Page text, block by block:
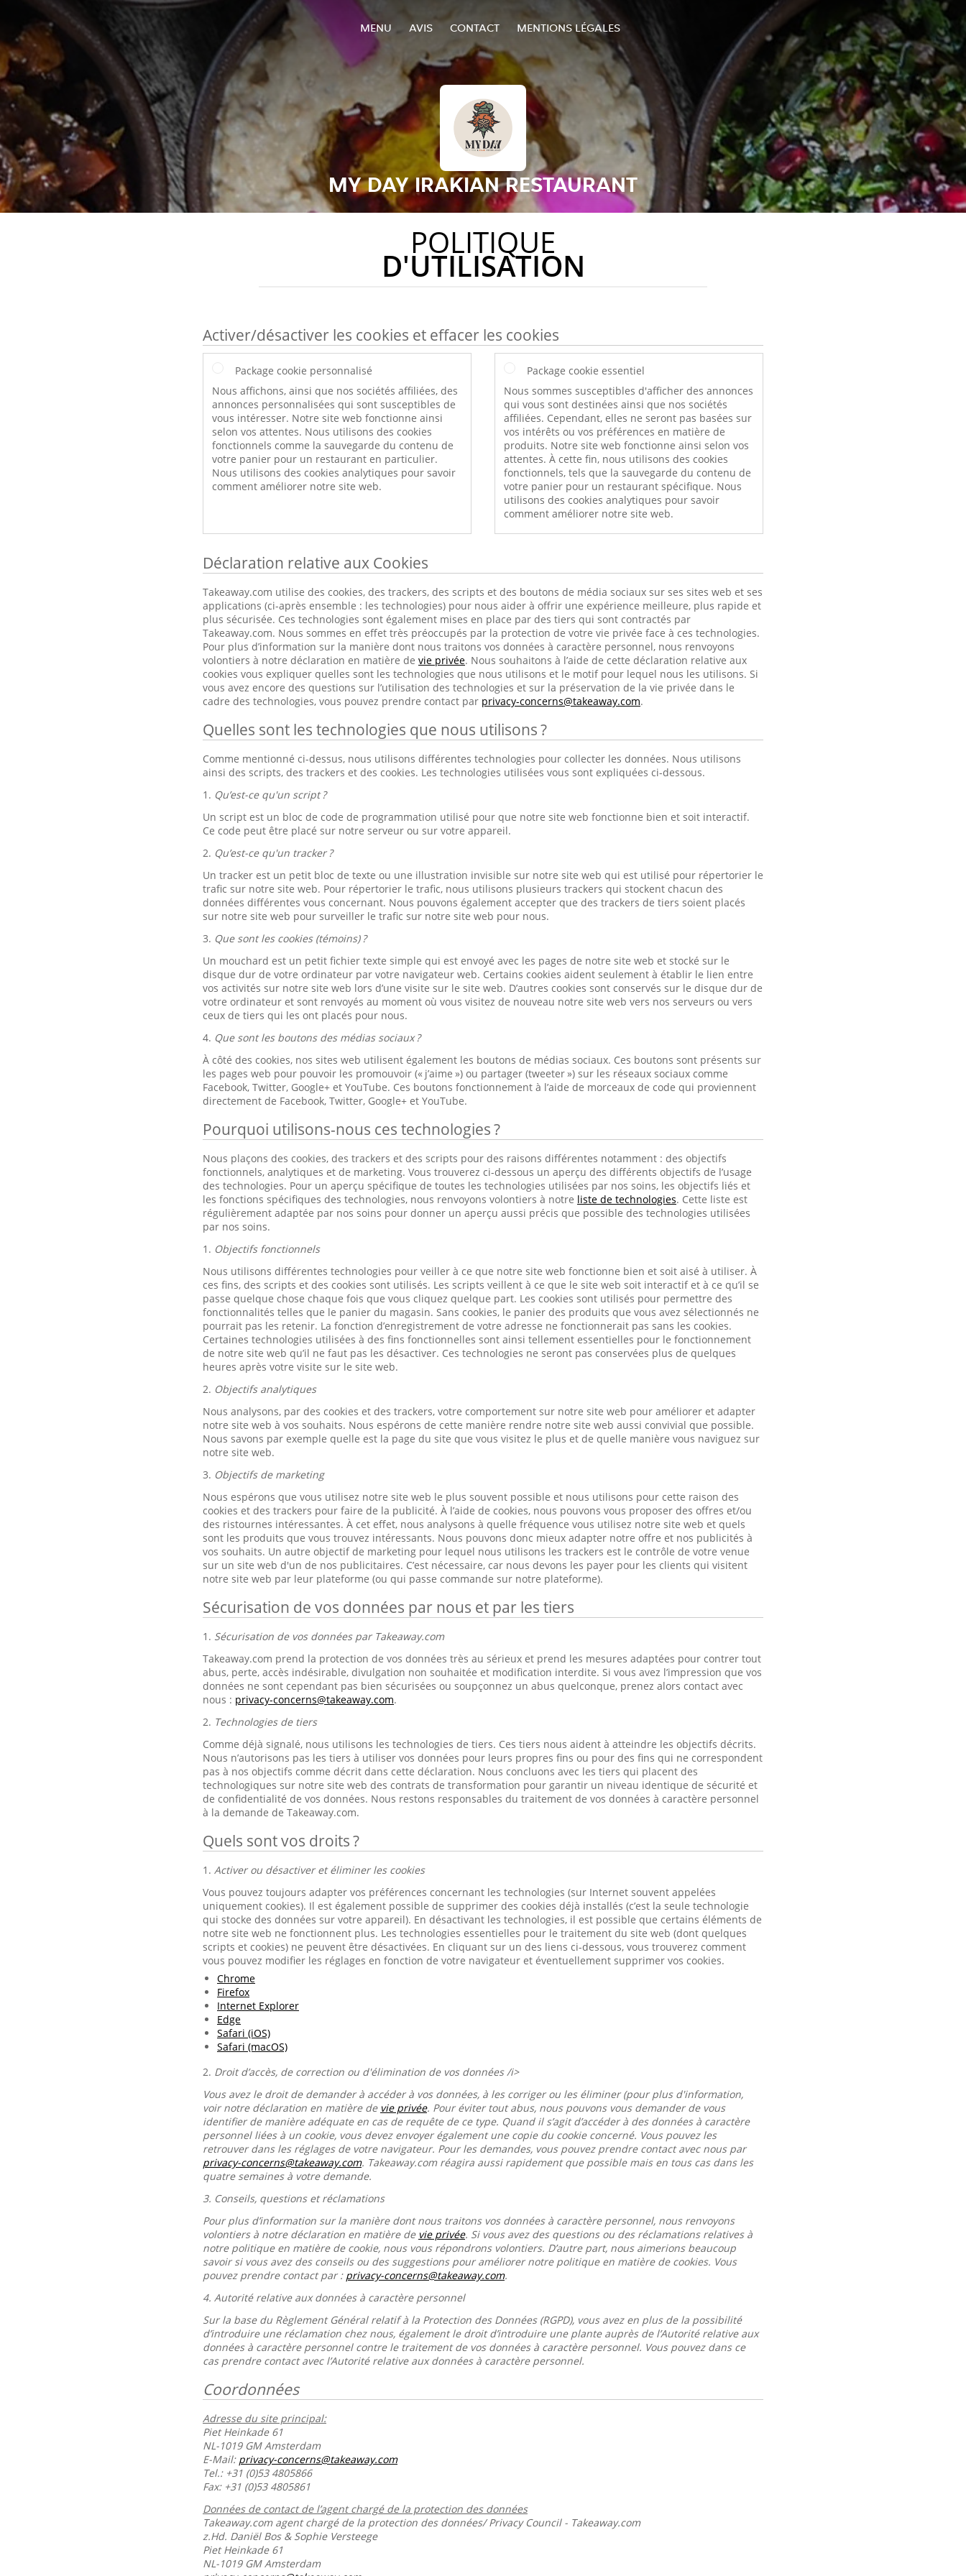
MENU AVIS CONTACT MENTIONS LÉGALES
MY DAY IRAKIAN RESTAURANT
POLITIQUE
D'UTILISATION
Activer/désactiver les cookies et effacer les cookies
Package cookie personnalisé
Nous affichons, ainsi que nos sociétés affiliées, des
annonces personnalisées qui sont susceptibles de
vous intéresser. Notre site web fonctionne ainsi
selon vos attentes. Nous utilisons des cookies
fonctionnels comme la sauvegarde du contenu de
votre panier pour un restaurant en particulier.
Nous utilisons des cookies analytiques pour savoir
comment améliorer notre site web.
Package cookie essentiel
Nous sommes susceptibles d'afficher des annonces
qui vous sont destinées ainsi que nos sociétés
affiliées. Cependant, elles ne seront pas basées sur
vos intérêts ou vos préférences en matière de
produits. Notre site web fonctionne ainsi selon vos
attentes. À cette fin, nous utilisons des cookies
fonctionnels, tels que la sauvegarde du contenu de
votre panier pour un restaurant spécifique. Nous
utilisons des cookies analytiques pour savoir
comment améliorer notre site web.
Déclaration relative aux Cookies
Takeaway.com utilise des cookies, des trackers, des scripts et des boutons de média sociaux sur ses sites web et ses
applications (ci-après ensemble : les technologies) pour nous aider à offrir une expérience meilleure, plus rapide et
plus sécurisée. Ces technologies sont également mises en place par des tiers qui sont contractés par
Takeaway.com. Nous sommes en effet très préoccupés par la protection de votre vie privée face à ces technologies.
Pour plus d’information sur la manière dont nous traitons vos données à caractère personnel, nous renvoyons
volontiers à notre déclaration en matière de vie privée. Nous souhaitons à l’aide de cette déclaration relative aux
cookies vous expliquer quelles sont les technologies que nous utilisons et le motif pour lequel nous les utilisons. Si
vous avez encore des questions sur l’utilisation des technologies et sur la préservation de la vie privée dans le
cadre des technologies, vous pouvez prendre contact par privacy-concerns@takeaway.com.
Quelles sont les technologies que nous utilisons ?
Comme mentionné ci-dessus, nous utilisons différentes technologies pour collecter les données. Nous utilisons
ainsi des scripts, des trackers et des cookies. Les technologies utilisées vous sont expliquées ci-dessous.
1. Qu’est-ce qu'un script ?
Un script est un bloc de code de programmation utilisé pour que notre site web fonctionne bien et soit interactif.
Ce code peut être placé sur notre serveur ou sur votre appareil.
2. Qu’est-ce qu'un tracker ?
Un tracker est un petit bloc de texte ou une illustration invisible sur notre site web qui est utilisé pour répertorier le
trafic sur notre site web. Pour répertorier le trafic, nous utilisons plusieurs trackers qui stockent chacun des
données différentes vous concernant. Nous pouvons également accepter que des trackers de tiers soient placés
sur notre site web pour surveiller le trafic sur notre site web pour nous.
3. Que sont les cookies (témoins) ?
Un mouchard est un petit fichier texte simple qui est envoyé avec les pages de notre site web et stocké sur le
disque dur de votre ordinateur par votre navigateur web. Certains cookies aident seulement à établir le lien entre
vos activités sur notre site web lors d’une visite sur le site web. D’autres cookies sont conservés sur le disque dur de
votre ordinateur et sont renvoyés au moment où vous visitez de nouveau notre site web vers nos serveurs ou vers
ceux de tiers qui les ont placés pour nous.
4. Que sont les boutons des médias sociaux ?
À côté des cookies, nos sites web utilisent également les boutons de médias sociaux. Ces boutons sont présents sur
les pages web pour pouvoir les promouvoir (« j’aime ») ou partager (tweeter ») sur les réseaux sociaux comme
Facebook, Twitter, Google+ et YouTube. Ces boutons fonctionnement à l’aide de morceaux de code qui proviennent
directement de Facebook, Twitter, Google+ et YouTube.
Pourquoi utilisons-nous ces technologies ?
Nous plaçons des cookies, des trackers et des scripts pour des raisons différentes notamment : des objectifs
fonctionnels, analytiques et de marketing. Vous trouverez ci-dessous un aperçu des différents objectifs de l’usage
des technologies. Pour un aperçu spécifique de toutes les technologies utilisées par nos soins, les objectifs liés et
les fonctions spécifiques des technologies, nous renvoyons volontiers à notre liste de technologies. Cette liste est
régulièrement adaptée par nos soins pour donner un aperçu aussi précis que possible des technologies utilisées
par nos soins.
1. Objectifs fonctionnels
Nous utilisons différentes technologies pour veiller à ce que notre site web fonctionne bien et soit aisé à utiliser. À
ces fins, des scripts et des cookies sont utilisés. Les scripts veillent à ce que le site web soit interactif et à ce qu’il se
passe quelque chose chaque fois que vous cliquez quelque part. Les cookies sont utilisés pour permettre des
fonctionnalités telles que le panier du magasin. Sans cookies, le panier des produits que vous avez sélectionnés ne
pourrait pas les retenir. La fonction d’enregistrement de votre adresse ne fonctionnerait pas sans les cookies.
Certaines technologies utilisées à des fins fonctionnelles sont ainsi tellement essentielles pour le fonctionnement
de notre site web qu’il ne faut pas les désactiver. Ces technologies ne seront pas conservées plus de quelques
heures après votre visite sur le site web.
2. Objectifs analytiques
Nous analysons, par des cookies et des trackers, votre comportement sur notre site web pour améliorer et adapter
notre site web à vos souhaits. Nous espérons de cette manière rendre notre site web aussi convivial que possible.
Nous savons par exemple quelle est la page du site que vous visitez le plus et de quelle manière vous naviguez sur
notre site web.
3. Objectifs de marketing
Nous espérons que vous utilisez notre site web le plus souvent possible et nous utilisons pour cette raison des
cookies et des trackers pour faire de la publicité. À l’aide de cookies, nous pouvons vous proposer des offres et/ou
des ristournes intéressantes. À cet effet, nous analysons à quelle fréquence vous utilisez notre site web et quels
sont les produits que vous trouvez intéressants. Nous pouvons donc mieux adapter notre offre et nos publicités à
vos souhaits. Un autre objectif de marketing pour lequel nous utilisons les trackers est le contrôle de votre venue
sur un site web d'un de nos publicitaires. C’est nécessaire, car nous devons les payer pour les clients qui visitent
notre site web par leur plateforme (ou qui passe commande sur notre plateforme).
Sécurisation de vos données par nous et par les tiers
1. Sécurisation de vos données par Takeaway.com
Takeaway.com prend la protection de vos données très au sérieux et prend les mesures adaptées pour contrer tout
abus, perte, accès indésirable, divulgation non souhaitée et modification interdite. Si vous avez l’impression que vos
données ne sont cependant pas bien sécurisées ou soupçonnez un abus quelconque, prenez alors contact avec
nous : privacy-concerns@takeaway.com.
2. Technologies de tiers
Comme déjà signalé, nous utilisons les technologies de tiers. Ces tiers nous aident à atteindre les objectifs décrits.
Nous n’autorisons pas les tiers à utiliser vos données pour leurs propres fins ou pour des fins qui ne correspondent
pas à nos objectifs comme décrit dans cette déclaration. Nous concluons avec les tiers qui placent des
technologiques sur notre site web des contrats de transformation pour garantir un niveau identique de sécurité et
de confidentialité de vos données. Nous restons responsables du traitement de vos données à caractère personnel
à la demande de Takeaway.com.
Quels sont vos droits ?
1. Activer ou désactiver et éliminer les cookies
Vous pouvez toujours adapter vos préférences concernant les technologies (sur Internet souvent appelées
uniquement cookies). Il est également possible de supprimer des cookies déjà installés (c’est la seule technologie
qui stocke des données sur votre appareil). En désactivant les technologies, il est possible que certains éléments de
notre site web ne fonctionnent plus. Les technologies essentielles pour le traitement du site web (dont quelques
scripts et cookies) ne peuvent être désactivées. En cliquant sur un des liens ci-dessous, vous trouverez comment
vous pouvez modifier les réglages en fonction de votre navigateur et éventuellement supprimer vos cookies.
Chrome
Firefox
Internet Explorer
Edge
Safari (iOS)
Safari (macOS)
2. Droit d’accès, de correction ou d'élimination de vos données /i>
Vous avez le droit de demander à accéder à vos données, à les corriger ou les éliminer (pour plus d'information,
voir notre déclaration en matière de vie privée. Pour éviter tout abus, nous pouvons vous demander de vous
identifier de manière adéquate en cas de requête de ce type. Quand il s’agit d’accéder à des données à caractère
personnel liées à un cookie, vous devez envoyer également une copie du cookie concerné. Vous pouvez les
retrouver dans les réglages de votre navigateur. Pour les demandes, vous pouvez prendre contact avec nous par
privacy-concerns@takeaway.com. Takeaway.com réagira aussi rapidement que possible mais en tous cas dans les
quatre semaines à votre demande.
3. Conseils, questions et réclamations
Pour plus d’information sur la manière dont nous traitons vos données à caractère personnel, nous renvoyons
volontiers à notre déclaration en matière de vie privée. Si vous avez des questions ou des réclamations relatives à
notre politique en matière de cookie, nous vous répondrons volontiers. D’autre part, nous aimerions beaucoup
savoir si vous avez des conseils ou des suggestions pour améliorer notre politique en matière de cookies. Vous
pouvez prendre contact par : privacy-concerns@takeaway.com.
4. Autorité relative aux données à caractère personnel
Sur la base du Règlement Général relatif à la Protection des Données (RGPD), vous avez en plus de la possibilité
d’introduire une réclamation chez nous, également le droit d’introduire une plante auprès de l’Autorité relative aux
données à caractère personnel contre le traitement de vos données à caractère personnel. Vous pouvez dans ce
cas prendre contact avec l’Autorité relative aux données à caractère personnel.
Coordonnées
Adresse du site principal:
Piet Heinkade 61
NL-1019 GM Amsterdam
E-Mail: privacy-concerns@takeaway.com
Tel.: +31 (0)53 4805866
Fax: +31 (0)53 4805861
Données de contact de l’agent chargé de la protection des données
Takeaway.com agent chargé de la protection des données/ Privacy Council - Takeaway.com
z.Hd. Daniël Bos & Sophie Versteege
Piet Heinkade 61
NL-1019 GM Amsterdam